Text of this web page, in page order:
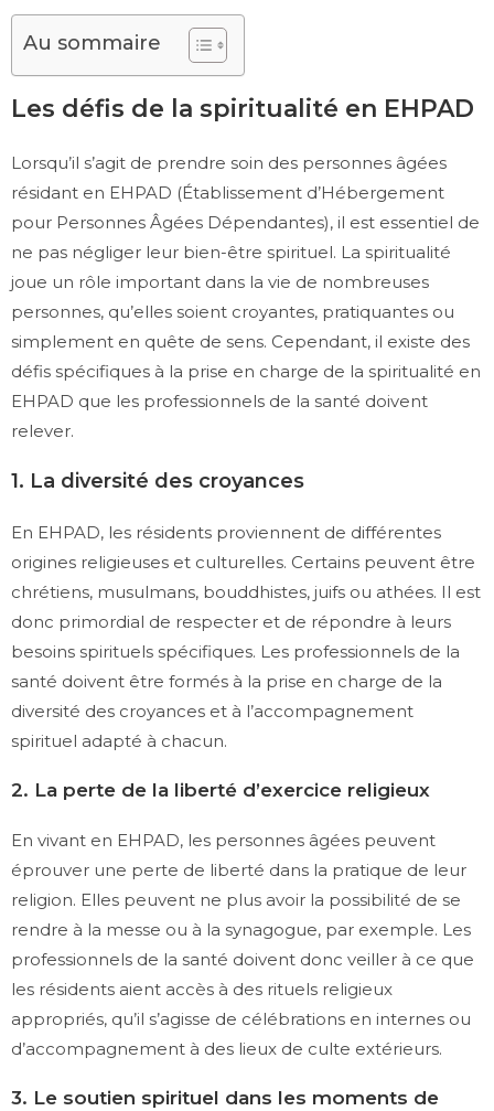
Au sommaire
Les défis de la spiritualité en EHPAD
Lorsqu’il s’agit de prendre soin des personnes âgées
résidant en EHPAD (Établissement d’Hébergement
pour Personnes Âgées Dépendantes), il est essentiel de
ne pas négliger leur bien-être spirituel. La spiritualité
joue un rôle important dans la vie de nombreuses
personnes, qu’elles soient croyantes, pratiquantes ou
simplement en quête de sens. Cependant, il existe des
défis spécifiques à la prise en charge de la spiritualité en
EHPAD que les professionnels de la santé doivent
relever.
1. La diversité des croyances
En EHPAD, les résidents proviennent de différentes
origines religieuses et culturelles. Certains peuvent être
chrétiens, musulmans, bouddhistes, juifs ou athées. Il est
donc primordial de respecter et de répondre à leurs
besoins spirituels spécifiques. Les professionnels de la
santé doivent être formés à la prise en charge de la
diversité des croyances et à l’accompagnement
spirituel adapté à chacun.
2. La perte de la liberté d’exercice religieux
En vivant en EHPAD, les personnes âgées peuvent
éprouver une perte de liberté dans la pratique de leur
religion. Elles peuvent ne plus avoir la possibilité de se
rendre à la messe ou à la synagogue, par exemple. Les
professionnels de la santé doivent donc veiller à ce que
les résidents aient accès à des rituels religieux
appropriés, qu’il s’agisse de célébrations en internes ou
d’accompagnement à des lieux de culte extérieurs.
3. Le soutien spirituel dans les moments de